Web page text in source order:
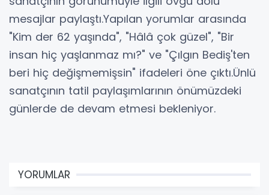
mesajlar paylaştı.Yapılan yorumlar arasında
"Kim der 62 yaşında", "Hâlâ çok güzel", "Bir
insan hiç yaşlanmaz mı?" ve "Çılgın Bediş'ten
beri hiç değişmemişsin" ifadeleri öne çıktı.Ünlü
sanatçının tatil paylaşımlarının önümüzdeki
günlerde de devam etmesi bekleniyor.
YORUMLAR